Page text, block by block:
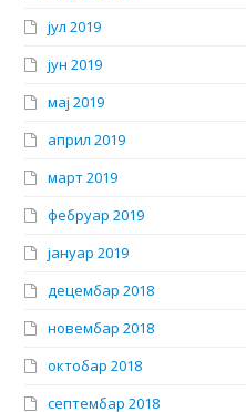
јул 2019
јун 2019
мај 2019
април 2019
март 2019
фебруар 2019
јануар 2019
децембар 2018
новембар 2018
октобар 2018
септембар 2018